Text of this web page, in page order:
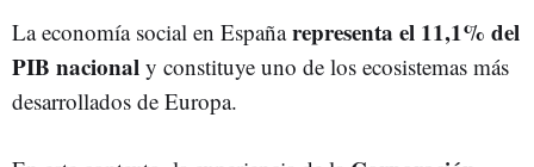
La economía social en Españarepresenta el 11,1% del
PIB nacional y constituye uno de los ecosistemas más
desarrollados de Europa.